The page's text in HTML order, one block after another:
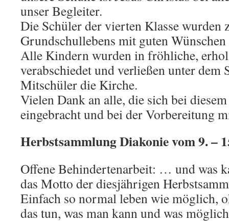
unser Begleiter.
Die Schüler der vierten Klasse wurden
Grundschullebens mit guten Wünschen
Alle Kindern wurden in fröhliche,
verabschiedet und verließen unter dem
Mitschüler die Kirche.
Vielen Dank an alle, die sich bei
eingebracht und bei der Vorbereitung
Herbstsammlung Diakonie vom 9. –
Offene Behindertenarbeit: … und was
das Motto der diesjährigen
Einfach so normal leben wie möglich,
das tun, was man kann und was